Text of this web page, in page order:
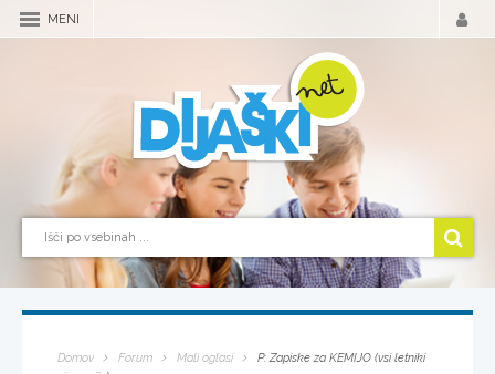
MENI
Domov Forum Mali oglasi
P: Zapiske za KEMIJO (vsi letniki